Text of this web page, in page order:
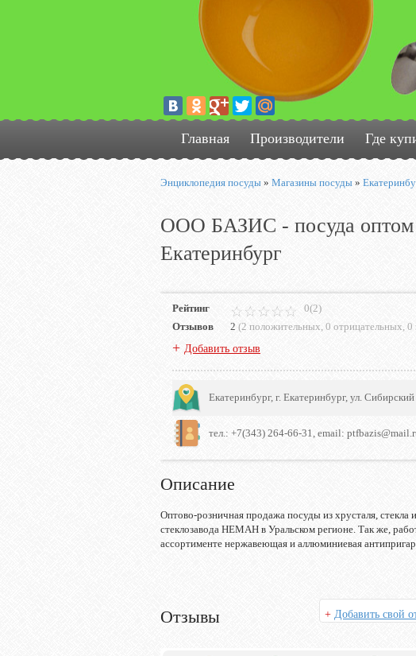
Главная Производители Где
Энциклопедия посуды » Магазины посуды »
ООО БАЗИС - посуда оптом
Екатеринбург
Рейтинг
0(2)
Отзывов
2 (2 положительных 0 отрицательных 0
+ Добавить отзыв
Екатеринбург, г. Екатеринбург, ул.
тел.: +7(343) 264-66-31, email:
Описание
Оптово-розничная продажа посуды из хрусталя,
стеклозавода НЕМАН в Уральском регионе. Так же,
ассортименте нержавеющая и аллюминиевая
Отзывы + Добавить свой